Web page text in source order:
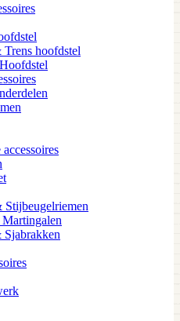
Trens hoofdstel
Stijbeugelriemen
Sjabrakken